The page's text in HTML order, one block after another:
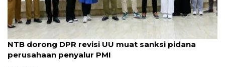
NTB dorong DPR revisi UU muat sanksi pidana
perusahaan penyalur PMI